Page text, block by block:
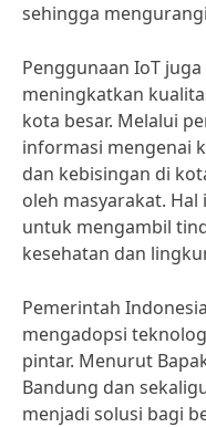
sehingga
Penggunaan IoT
meningkatkan
kota besar. Melalui
informasi mengenai
dan kebisingan di
oleh masyarakat.
untuk mengambil
kesehatan dan
Pemerintah
mengadopsi
pintar. Menurut
Bandung dan
menjadi solusi bagi